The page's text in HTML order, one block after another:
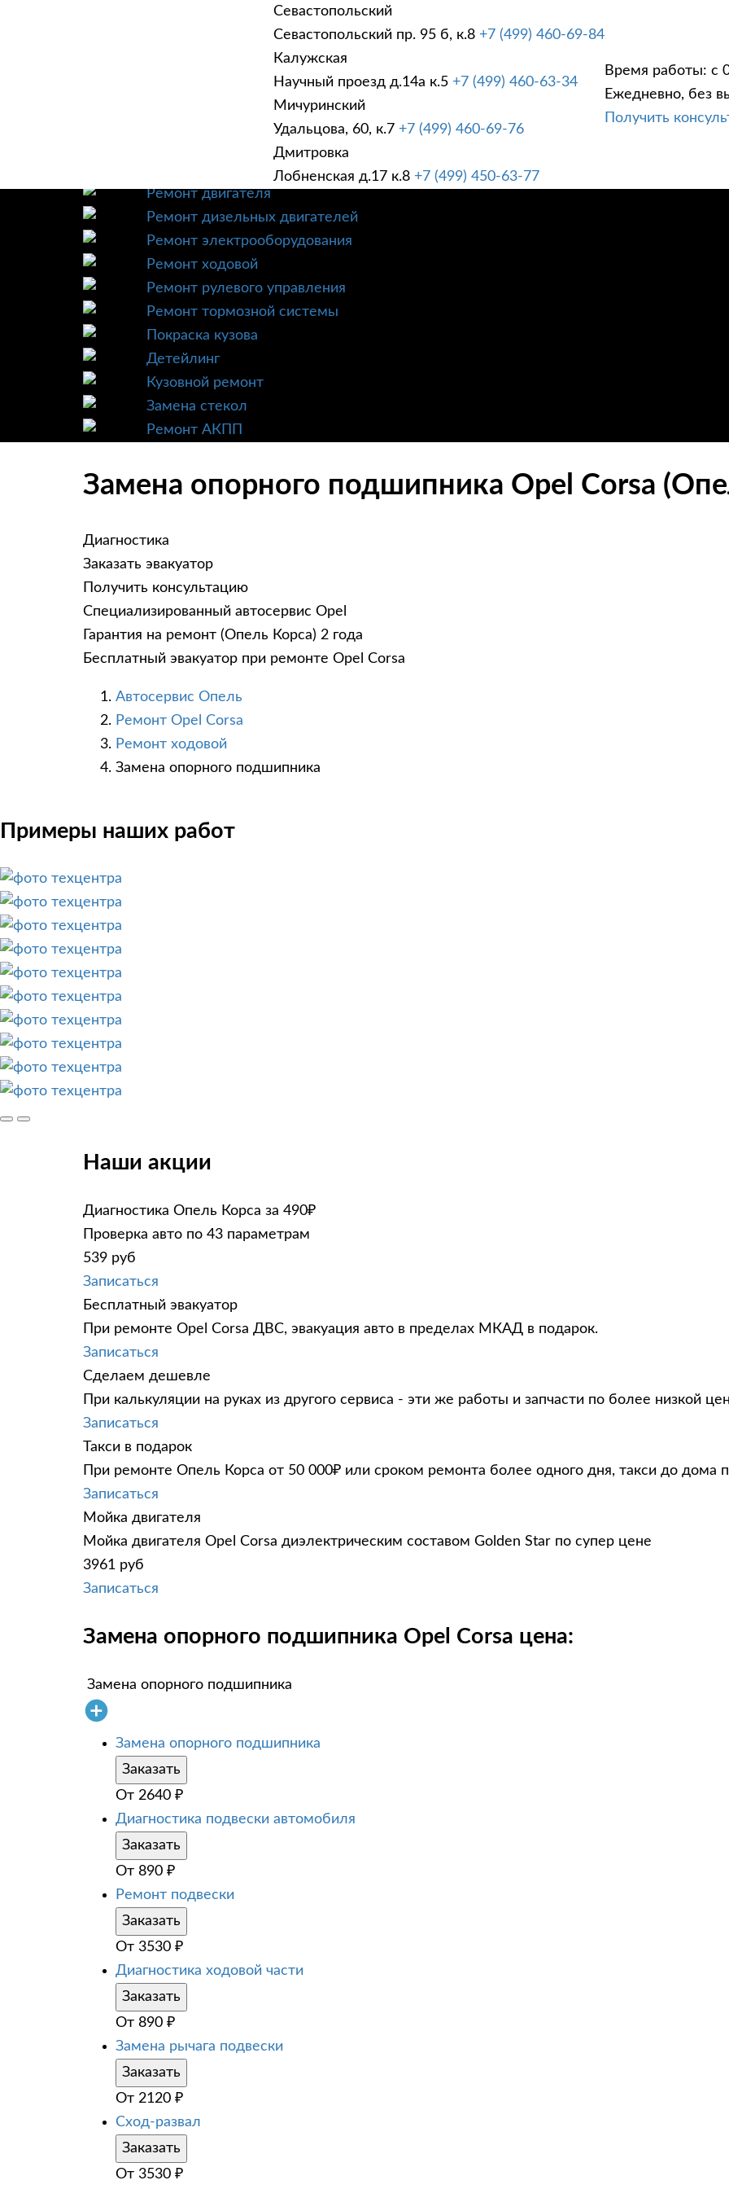
Севастопольский
Севастопольский пр. 95 б, к.8 +7 (499) 460-69-84
Калужская
Научный проезд д.14а к.5 +7 (499) 460-63-34
Мичуринский
Удальцова, 60, к.7 +7 (499) 460-69-76
Дмитровка
Лобненская д.17 к.8 +7 (499) 450-63-77
Время работы: с
Ежедневно, без
Получить
УСЛУГИ
Техническое обслуживание
Ремонт трансмиссии
Ремонт двигателя
Ремонт дизельных двигателей
Ремонт электрооборудования
Ремонт ходовой
Ремонт рулевого управления
Ремонт тормозной системы
Покраска кузова
Детейлинг
Кузовной ремонт
Замена стекол
Ремонт АКПП
Замена опорного подшипника Opel Corsa
Диагностика
Заказать эвакуатор
Получить консультацию
Специализированный автосервис Opel
Гарантия на ремонт (Опель Корса) 2 года
Бесплатный эвакуатор при ремонте Opel Corsa
Автосервис Опель
Ремонт Opel Corsa
Ремонт ходовой
Замена опорного подшипника
Примеры наших работ
Наши акции
Диагностика Опель Корса за 490₽
Проверка авто по 43 параметрам
539 руб
Записаться
Бесплатный эвакуатор
При ремонте Opel Corsa ДВС, эвакуация авто в пределах МКАД в подарок.
Записаться
Сделаем дешевле
При калькуляции на руках из другого сервиса - эти же работы и запчасти по более низкой
Записаться
Такси в подарок
При ремонте Опель Корса от 50 000₽ или сроком ремонта более одного дня, такси до дома
Записаться
Мойка двигателя
Мойка двигателя Opel Corsa диэлектрическим составом Golden Star по супер цене
3961 руб
Записаться
Замена опорного подшипника Opel Corsa цена:
Замена опорного подшипника
Замена опорного подшипника
Заказать
От 2640 ₽
Диагностика подвески автомобиля
Заказать
От 890 ₽
Ремонт подвески
Заказать
От 3530 ₽
Диагностика ходовой части
Заказать
От 890 ₽
Замена рычага подвески
Заказать
От 2120 ₽
Сход-развал
Заказать
От 3530 ₽